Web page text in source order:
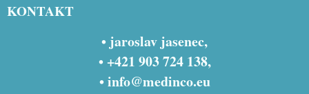
KONTAKT
• jaroslav jasenec,
• +421 903 724 138,
•info@medinco.eu